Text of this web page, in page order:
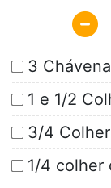
3
1 e 1/2
3/4
1/4 colher